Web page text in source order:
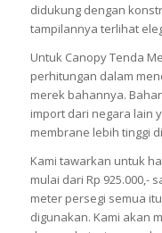
didukung dengan
tampilannya terlihat
Untuk Canopy Tenda
perhitungan dalam
merek bahannya.
import dari negara lain
membrane lebih tinggi
Kami tawarkan untuk
mulai dari Rp 925.000,-
meter persegi semua
digunakan. Kami akan